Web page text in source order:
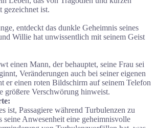
gezeichnet ist.
entdeckt das dunkle Geheimnis seines
Willie hat unwissentlich mit seinem Geist
einen Mann, der behauptet, seine Frau sei
Veränderungen auch bei seiner eigenen
er einen roten Bildschirm auf seinem Telefon
größere Verschwörung hinweist.
ist, Passagiere während Turbulenzen zu
seine Anwesenheit eine geheimnisvolle